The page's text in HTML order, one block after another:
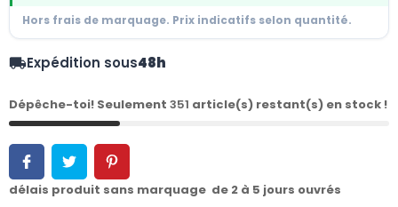
Hors frais de marquage. Prix indicatifs selon quantité.
local_shippingExpédition sous48h
Dépêche-toi! Seulement 351 article(s) restant(s) en stock !
délais produit sans marquage de 2 à 5 jours ouvrés